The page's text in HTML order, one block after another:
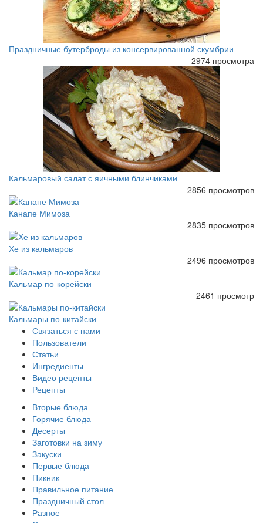
Праздничные бутерброды из консервированной скумбрии
2974 просмотра
Кальмаровый салат с яичными блинчиками
2856 просмотров
Канапе Мимоза
2835 просмотров
Хе из кальмаров
2496 просмотров
Кальмар по-корейски
2461 просмотр
Кальмары по-китайски
Связаться с нами
Пользователи
Статьи
Ингредиенты
Видео рецепты
Рецепты
Вторые блюда
Горячие блюда
Десерты
Заготовки на зиму
Закуски
Первые блюда
Пикник
Правильное питание
Праздничный стол
Разное